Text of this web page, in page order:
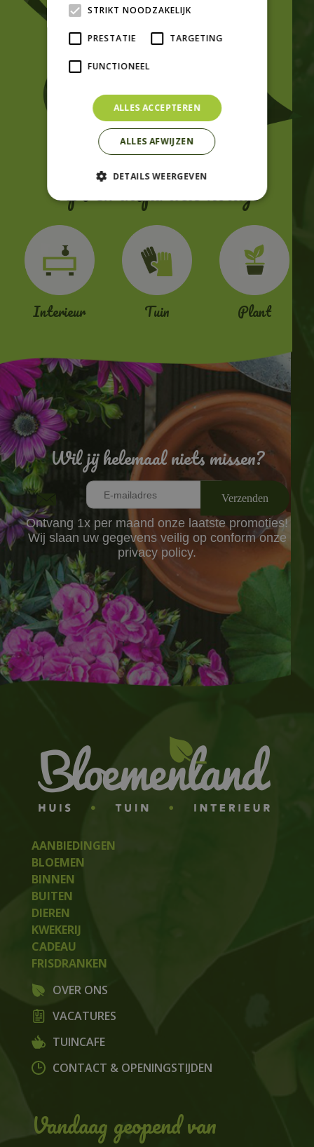
Tips en inspiratie nodig?
Interieur Tuin Plant
Wil jij helemaal niets missen?
Ontvang 1x per maand onze laatste promoties!
Wij slaan uw gegevens veilig op conform onze
privacy policy.
AANBIEDINGEN
BLOEMEN
BINNEN
BUITEN
DIEREN
KWEKERIJ
CADEAU
FRISDRANKEN
OVER ONS
VACATURES
TUINCAFE
CONTACT & OPENINGSTIJDEN
STRIKT NOODZAKELIJK
PRESTATIE TARGETING
FUNCTIONEEL
ALLES ACCEPTEREN
ALLES AFWIJZEN
DETAILS WEERGEVEN